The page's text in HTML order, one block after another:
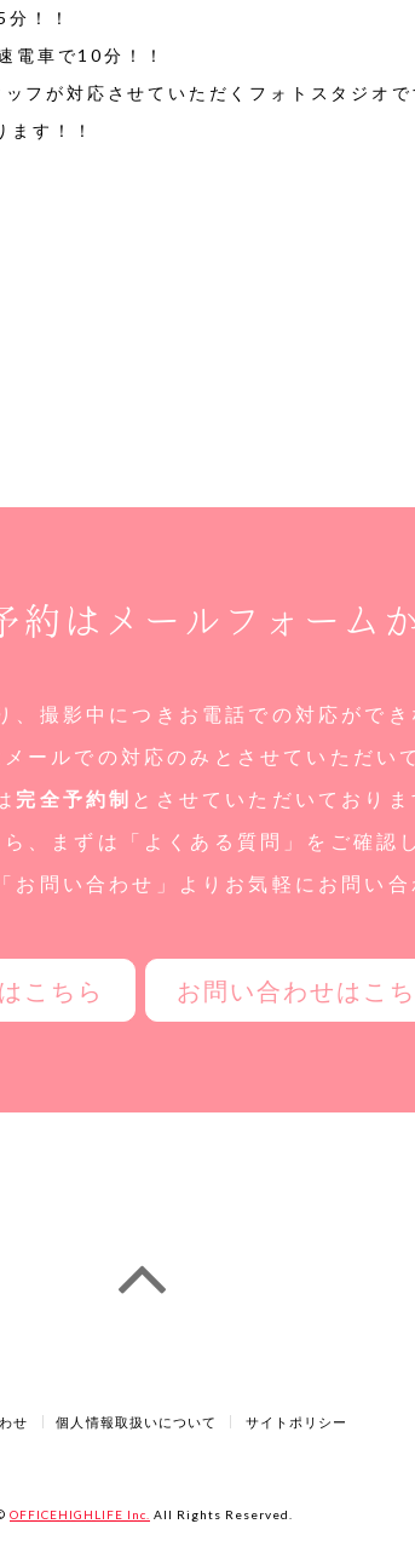
！！
電車で10分！！
フが対応させていただくフォトスタジオで
ます！！
約はメールフォーム
撮影中につきお電話での対応ができ
ールでの対応のみとさせていただい
完全予約制 とさせていただいておりま
、まずは「よくある質問」をご確認
お問い合わせ」よりお気軽にお問い合
こちら お問い合わせはこ
せ 個人情報取扱いについて サイトポリシー
OFFICEHIGHLIFE Inc. All Rights Reserved.